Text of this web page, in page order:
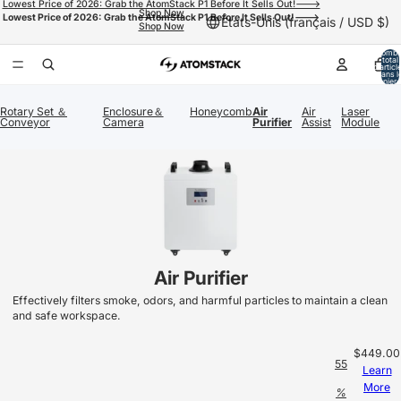
Lowest Price of 2026: Grab the AtomStack P1 Before It Sells Out!--->
Shop Now
Lowest Price of 2026: Grab the AtomStack P1 Before It Sells Out!--->
Shop Now
États-Unis (français / USD $)
total
dans
Rotary Set ＆
Conveyor
Enclosure＆
Camera
HoneycombAir
Purifier
Air
Assist
Laser
Module
Air Purifier
Effectively filters smoke, odors, and harmful particles to maintain a clean
and safe workspace.
55
%
$449.00
Learn
More